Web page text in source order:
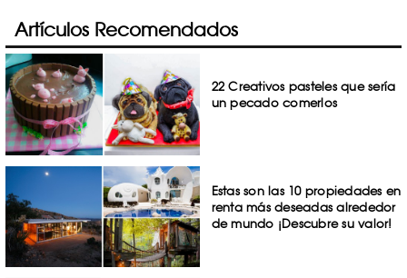
Artículos Recomendados
22 Creativos pasteles que sería
un pecado comerlos
Estas son las 10 propiedades en
renta más deseadas alrededor
de mundo ¡Descubre su valor!